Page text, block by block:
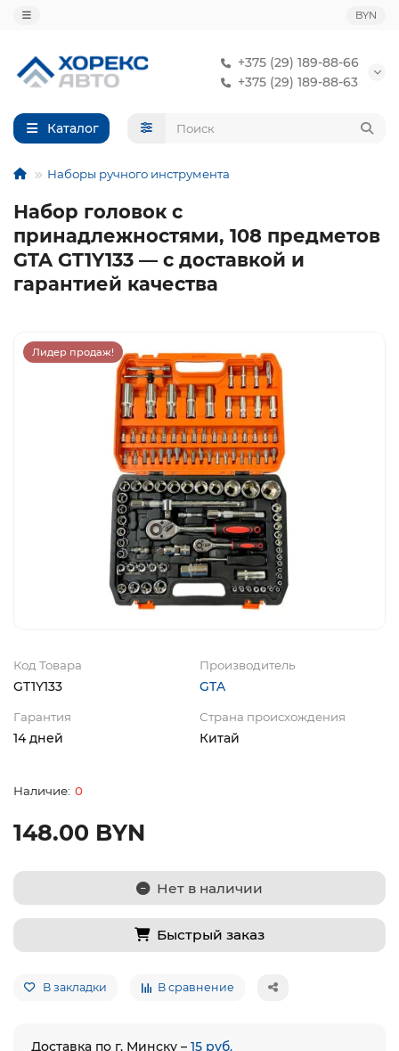
BYN
+375 (29) 189-88-66
+375 (29) 189-88-63
Каталог
Наборы ручного инструмента
Набор головок с
принадлежностями, 108 предметов
GTA GT1Y133 — с доставкой и
гарантией качества
Лидер продаж!
Код Товара
GT1Y133
Производитель
GTA
Гарантия
14 дней
Страна происхождения
Китай
0
148.00 BYN
Нет в наличии
Быстрый заказ
В закладки В сравнение
Доставка по г. Минску – 15 руб.